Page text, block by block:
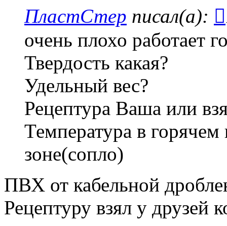
ПластСтер писал(а):
очень плохо работает
Твердость какая?
Удельный вес?
Рецептура Ваша или
Температура в горячем
зоне(сопло)
ПВХ от кабельной
Рецептуру взял у друзей